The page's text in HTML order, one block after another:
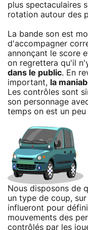
plus spectaculaires
rotation autour des
La bande son est
d'accompagner
annonçant le score
on regrettera qu'il
dans le public. En
important, la
Les contrôles sont
son personnage
temps on est un
Nous disposons de
un type de coup,
influeront pour
mouvements des
contrôlés par les